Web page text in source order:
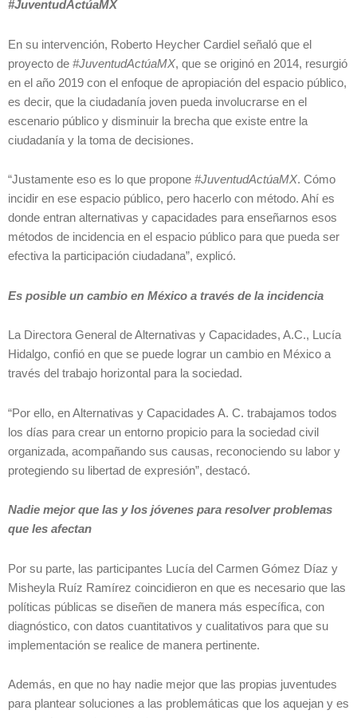
#JuventudActúaMX
En su intervención, Roberto Heycher Cardiel señaló que el
proyecto de #JuventudActúaMX, que se originó en 2014, resurgió
en el año 2019 con el enfoque de apropiación del espacio público,
es decir, que la ciudadanía joven pueda involucrarse en el
escenario público y disminuir la brecha que existe entre la
ciudadanía y la toma de decisiones.
“Justamente eso es lo que propone #JuventudActúaMX. Cómo
incidir en ese espacio público, pero hacerlo con método. Ahí es
donde entran alternativas y capacidades para enseñarnos esos
métodos de incidencia en el espacio público para que pueda ser
efectiva la participación ciudadana”, explicó.
Es posible un cambio en México a través de la incidencia
La Directora General de Alternativas y Capacidades, A.C., Lucía
Hidalgo, confió en que se puede lograr un cambio en México a
través del trabajo horizontal para la sociedad.
“Por ello, en Alternativas y Capacidades A. C. trabajamos todos
los días para crear un entorno propicio para la sociedad civil
organizada, acompañando sus causas, reconociendo su labor y
protegiendo su libertad de expresión”, destacó.
Nadie mejor que las y los jóvenes para resolver problemas
que les afectan
Por su parte, las participantes Lucía del Carmen Gómez Díaz y
Misheyla Ruíz Ramírez coincidieron en que es necesario que las
políticas públicas se diseñen de manera más específica, con
diagnóstico, con datos cuantitativos y cualitativos para que su
implementación se realice de manera pertinente.
Además, en que no hay nadie mejor que las propias juventudes
para plantear soluciones a las problemáticas que los aquejan y es